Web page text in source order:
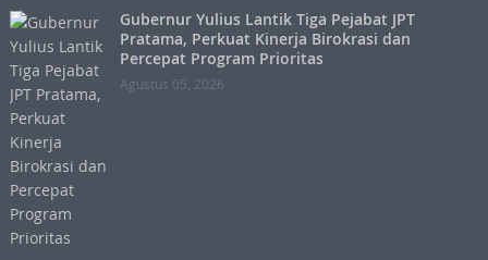
Gubernur Yulius Lantik Tiga Pejabat JPT
Pratama, Perkuat Kinerja Birokrasi dan
Percepat Program Prioritas
Agustus 05, 2026